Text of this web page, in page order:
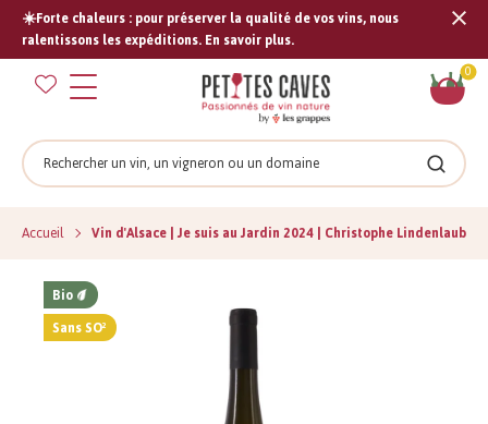
☀️Forte chaleurs : pour préserver la qualité de vos vins, nous
ralentissons les expéditions. En savoir plus.
0
Rechercher
Accueil Vin d'Alsace | Je suis au Jardin 2024 | Christophe Lindenlaub
Bio
Sans SO²